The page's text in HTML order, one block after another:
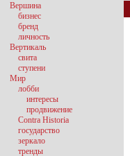
Вершина
бизнес
бренд
личность
Вертикаль
свита
ступени
Мир
лобби
интересы
продвижение
Contra Historia
государство
зеркало
тренды